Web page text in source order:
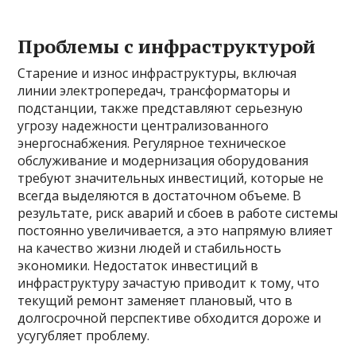
Проблемы с инфраструктурой
Старение и износ инфраструктуры, включая
линии электропередач, трансформаторы и
подстанции, также представляют серьезную
угрозу надежности централизованного
энергоснабжения. Регулярное техническое
обслуживание и модернизация оборудования
требуют значительных инвестиций, которые не
всегда выделяются в достаточном объеме. В
результате, риск аварий и сбоев в работе системы
постоянно увеличивается, а это напрямую влияет
на качество жизни людей и стабильность
экономики. Недостаток инвестиций в
инфраструктуру зачастую приводит к тому, что
текущий ремонт заменяет плановый, что в
долгосрочной перспективе обходится дороже и
усугубляет проблему.